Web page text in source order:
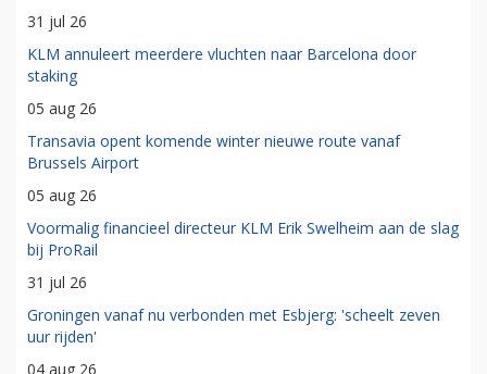
31 jul 26
KLM annuleert meerdere vluchten naar Barcelona door
staking
05 aug 26
Transavia opent komende winter nieuwe route vanaf
Brussels Airport
05 aug 26
Voormalig financieel directeur KLM Erik Swelheim aan de slag
bij ProRail
31 jul 26
Groningen vanaf nu verbonden met Esbjerg: 'scheelt zeven
uur rijden'
04 aug 26